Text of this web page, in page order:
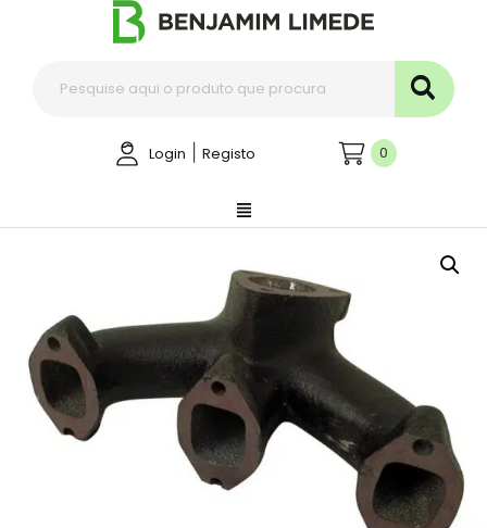
Login Registo 0